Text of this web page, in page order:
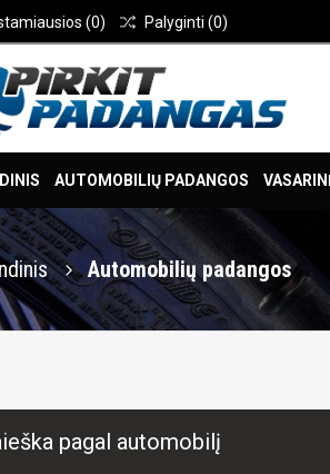
(0) Palyginti (0)
AUTOMOBILIŲ PADANGOS
Automobilių padangos
pagal automobilį